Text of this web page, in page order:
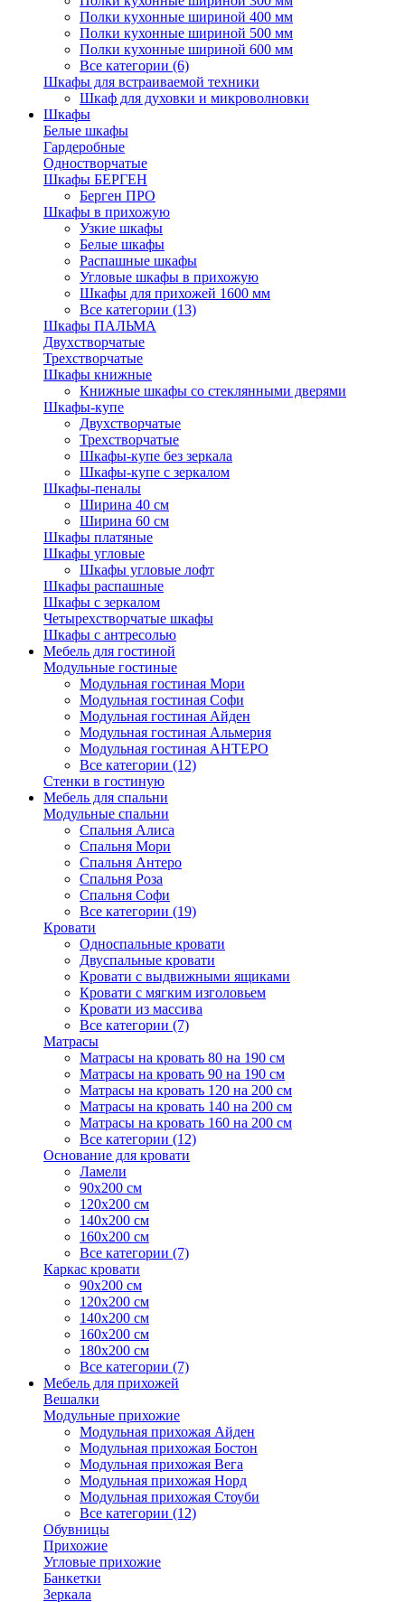
Полки кухонные шириной 400 мм
Полки кухонные шириной 500 мм
Полки кухонные шириной 600 мм
Все категории (6)
Шкафы для встраиваемой техники
Шкаф для духовки и микроволновки
Шкафы
Белые шкафы
Гардеробные
Одностворчатые
Шкафы БЕРГЕН
Берген ПРО
Шкафы в прихожую
Узкие шкафы
Белые шкафы
Распашные шкафы
Угловые шкафы в прихожую
Шкафы для прихожей 1600 мм
Все категории (13)
Шкафы ПАЛЬМА
Двухстворчатые
Трехстворчатые
Шкафы книжные
Книжные шкафы со стеклянными дверями
Шкафы-купе
Двухстворчатые
Трехстворчатые
Шкафы-купе без зеркала
Шкафы-купе с зеркалом
Шкафы-пеналы
Ширина 40 см
Ширина 60 см
Шкафы платяные
Шкафы угловые
Шкафы угловые лофт
Шкафы распашные
Шкафы с зеркалом
Четырехстворчатые шкафы
Шкафы с антресолью
Мебель для гостиной
Модульные гостиные
Модульная гостиная Мори
Модульная гостиная Софи
Модульная гостиная Айден
Модульная гостиная Альмерия
Модульная гостиная АНТЕРО
Все категории (12)
Стенки в гостиную
Мебель для спальни
Модульные спальни
Спальня Алиса
Спальня Мори
Спальня Антеро
Спальня Роза
Спальня Софи
Все категории (19)
Кровати
Односпальные кровати
Двуспальные кровати
Кровати с выдвижными ящиками
Кровати с мягким изголовьем
Кровати из массива
Все категории (7)
Матрасы
Матрасы на кровать 80 на 190 см
Матрасы на кровать 90 на 190 см
Матрасы на кровать 120 на 200 см
Матрасы на кровать 140 на 200 см
Матрасы на кровать 160 на 200 см
Все категории (12)
Основание для кровати
Ламели
90х200 см
120х200 см
140х200 см
160х200 см
Все категории (7)
Каркас кровати
90х200 см
120х200 см
140х200 см
160х200 см
180х200 см
Все категории (7)
Мебель для прихожей
Вешалки
Модульные прихожие
Модульная прихожая Айден
Модульная прихожая Бостон
Модульная прихожая Вега
Модульная прихожая Норд
Модульная прихожая Стоуби
Все категории (12)
Обувницы
Прихожие
Угловые прихожие
Банкетки
Зеркала